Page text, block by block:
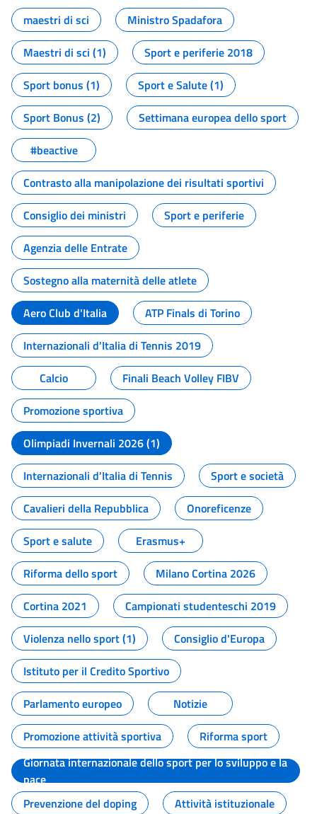
maestri di sci
Ministro Spadafora
Maestri di sci (1)
Sport e periferie 2018
Sport bonus (1)
Sport e Salute (1)
Sport Bonus (2)
Settimana europea dello sport
#beactive
Contrasto alla manipolazione dei risultati sportivi
Consiglio dei ministri
Sport e periferie
Agenzia delle Entrate
Sostegno alla maternità delle atlete
Aero Club d'Italia
ATP Finals di Torino
Internazionali d'Italia di Tennis 2019
Calcio
Finali Beach Volley FIBV
Promozione sportiva
Olimpiadi Invernali 2026 (1)
Internazionali d'Italia di Tennis
Sport e società
Cavalieri della Repubblica
Onoreficenze
Sport e salute
Erasmus+
Riforma dello sport
Milano Cortina 2026
Cortina 2021
Campionati studenteschi 2019
Violenza nello sport (1)
Consiglio d'Europa
Istituto per il Credito Sportivo
Parlamento europeo
Notizie
Promozione attività sportiva
Riforma sport
Giornata internazionale dello sport per lo sviluppo e la
pace
Prevenzione del doping
Attività istituzionale